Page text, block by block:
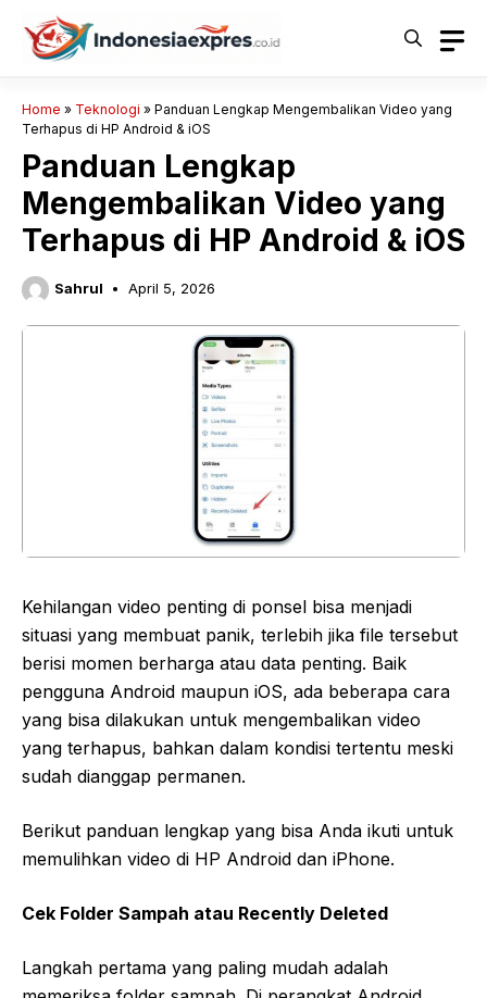
Langsung
Home » Teknologi » Panduan Lengkap Mengembalikan Video yang
Terhapus di HP Android & iOS
Panduan Lengkap
Mengembalikan Video yang
Terhapus di HP Android & iOS
Sahrul April 5, 2026
Kehilangan video penting di ponsel bisa menjadi
situasi yang membuat panik, terlebih jika file tersebut
berisi momen berharga atau data penting. Baik
pengguna Android maupun iOS, ada beberapa cara
yang bisa dilakukan untuk mengembalikan video
yang terhapus, bahkan dalam kondisi tertentu meski
sudah dianggap permanen.
Berikut panduan lengkap yang bisa Anda ikuti untuk
memulihkan video di HP Android dan iPhone.
Cek Folder Sampah atau Recently Deleted
Langkah pertama yang paling mudah adalah